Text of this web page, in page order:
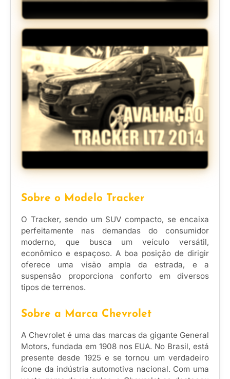
Sobre o Modelo Tracker
O Tracker, sendo um SUV compacto, se encaixa
perfeitamente nas demandas do consumidor
moderno, que busca um veículo versátil,
econômico e espaçoso. A boa posição de dirigir
oferece uma visão ampla da estrada, e a
suspensão proporciona conforto em diversos
tipos de terrenos.
Sobre a Marca Chevrolet
A Chevrolet é uma das marcas da gigante General
Motors, fundada em 1908 nos EUA. No Brasil, está
presente desde 1925 e se tornou um verdadeiro
ícone da indústria automotiva nacional. Com uma